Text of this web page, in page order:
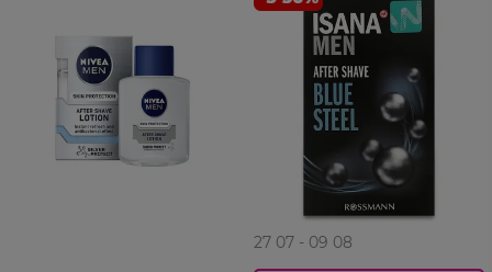
27 07 - 09 08